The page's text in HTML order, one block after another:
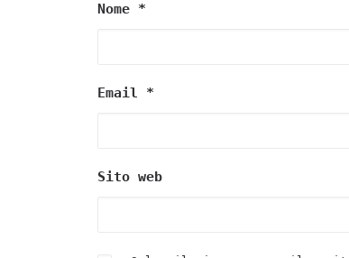
Nome *
Email *
Sito web